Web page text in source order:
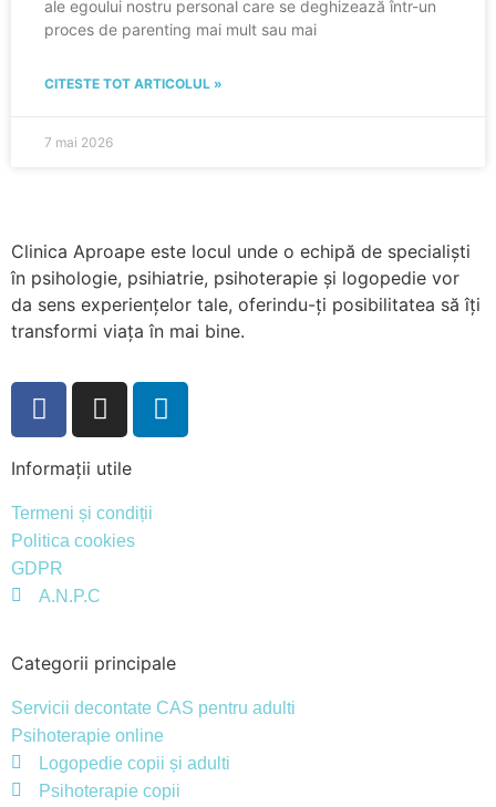
ale egoului nostru personal care se deghizează într-un
proces de parenting mai mult sau mai
CITESTE TOT ARTICOLUL »
7 mai 2026
Clinica Aproape este locul unde o echipă de specialiști
în psihologie, psihiatrie, psihoterapie și logopedie vor
da sens experiențelor tale, oferindu-ți posibilitatea să îți
transformi viața în mai bine.
Informații utile
Termeni și condiții
Politica cookies
GDPR
A.N.P.C
Categorii principale
Servicii decontate CAS pentru adulti
Psihoterapie online
Logopedie copii și adulti
Psihoterapie copii